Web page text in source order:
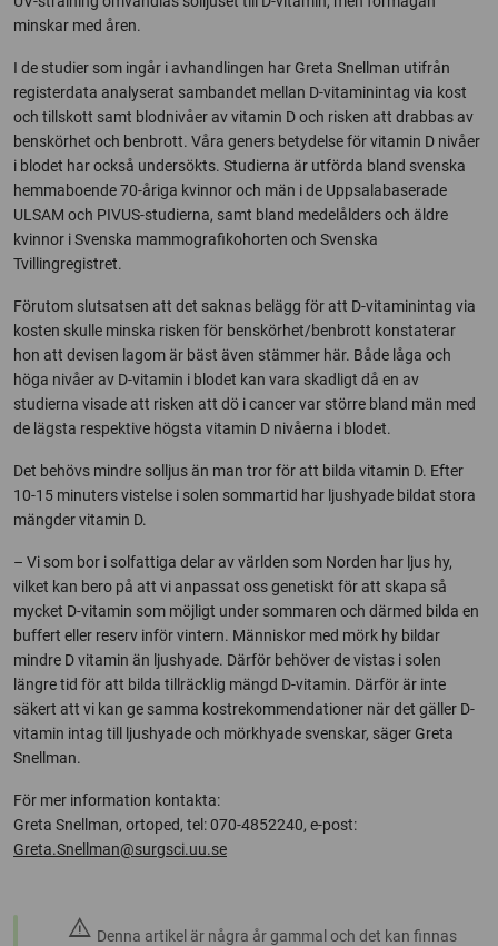
minskar med åren.
I de studier som ingår i avhandlingen har Greta Snellman utifrån
registerdata analyserat sambandet mellan D-vitaminintag via kost
och tillskott samt blodnivåer av vitamin D och risken att drabbas av
benskörhet och benbrott. Våra geners betydelse för vitamin D nivåer
i blodet har också undersökts. Studierna är utförda bland svenska
hemmaboende 70-åriga kvinnor och män i de Uppsalabaserade
ULSAM och PIVUS-studierna, samt bland medelålders och äldre
kvinnor i Svenska mammografikohorten och Svenska
Tvillingregistret.
Förutom slutsatsen att det saknas belägg för att D-vitaminintag via
kosten skulle minska risken för benskörhet/benbrott konstaterar
hon att devisen lagom är bäst även stämmer här. Både låga och
höga nivåer av D-vitamin i blodet kan vara skadligt då en av
studierna visade att risken att dö i cancer var större bland män med
de lägsta respektive högsta vitamin D nivåerna i blodet.
Det behövs mindre solljus än man tror för att bilda vitamin D. Efter
10-15 minuters vistelse i solen sommartid har ljushyade bildat stora
mängder vitamin D.
– Vi som bor i solfattiga delar av världen som Norden har ljus hy,
vilket kan bero på att vi anpassat oss genetiskt för att skapa så
mycket D-vitamin som möjligt under sommaren och därmed bilda en
buffert eller reserv inför vintern. Människor med mörk hy bildar
mindre D vitamin än ljushyade. Därför behöver de vistas i solen
längre tid för att bilda tillräcklig mängd D-vitamin. Därför är inte
säkert att vi kan ge samma kostrekommendationer när det gäller D-
vitamin intag till ljushyade och mörkhyade svenskar, säger Greta
Snellman.
För mer information kontakta:
Greta Snellman, ortoped, tel: 070-4852240, e-post:
Greta.Snellman@surgsci.uu.se
warning Denna artikel är några år gammal och det kan finnas